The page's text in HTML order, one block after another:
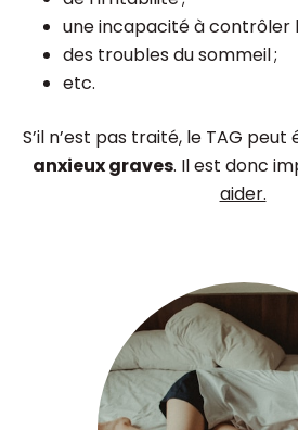
une incapacité à contrôler
des troubles du sommeil ;
etc.
S’il n’est pas traité, le TAG peut
anxieux graves. Il est donc
aider.